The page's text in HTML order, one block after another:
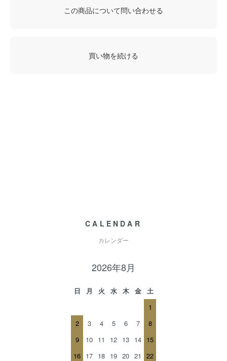
この商品について問い合わせる
買い物を続ける
CALENDAR
カレンダー
2026年8月
日 月 火 水 木 金
土
1
2
3 4 5 6 7
8
9
10 11 12 13 14 15
16 17 18 19 20 21
22